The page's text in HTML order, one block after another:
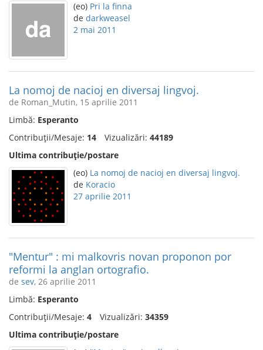
(eo) Pri la finna
de darkweasel
2 mai 2011
La nomoj de nacioj en diversaj lingvoj.
de Roman_Mutin, 15 aprilie 2011
Limbă: Esperanto
Contribuții/Mesaje: 14 Vizualizări: 44189
Ultima contribuție/postare
(eo) La nomoj de nacioj en diversaj lingvoj.
de Koracio
27 aprilie 2011
"Mentur" : mi malkovris novan proponon por
reformi la anglan ortografio.
de sev, 26 aprilie 2011
Limbă: Esperanto
Contribuții/Mesaje: 4 Vizualizări: 34359
Ultima contribuție/postare